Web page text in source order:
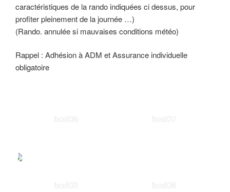
caractéristiques de la rando indiquées ci dessus, pour
profiter pleinement de la journée …)
(Rando. annulée si mauvaises conditions météo)
Rappel : Adhésion à ADM et Assurance individuelle
obligatoire
bed06 bed07
bed02 bed08